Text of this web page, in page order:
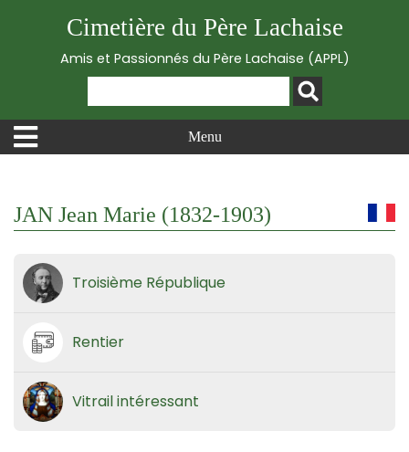
Cimetière du Père Lachaise
Amis et Passionnés du Père Lachaise (APPL)
Menu
JAN Jean Marie (1832-1903)
Troisième République
Rentier
Vitrail intéressant